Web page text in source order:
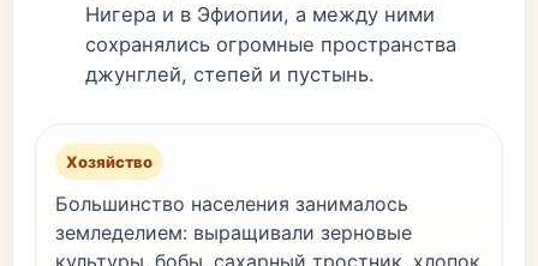
Нигера и в Эфиопии, а между ними
сохранялись огромные пространства
джунглей, степей и пустынь.
Хозяйство
Большинство населения занималось
земледелием: выращивали зерновые
культуры, бобы, сахарный тростник, хлопок